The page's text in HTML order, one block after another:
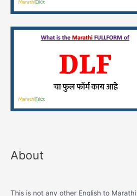
About
This is not any other English to